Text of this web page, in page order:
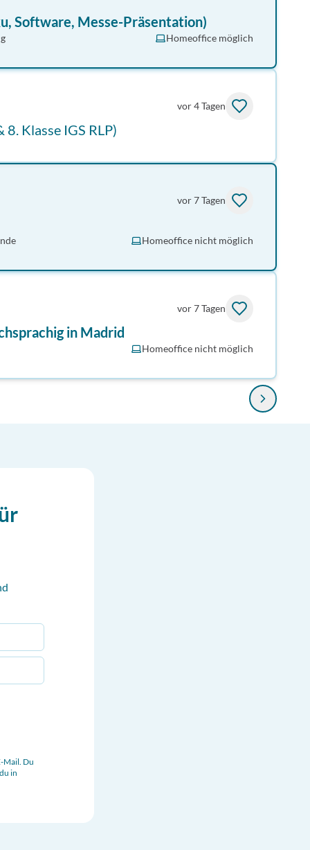
Software, Messe-Präsentation)
Homeoffice möglich
vor 4 Tagen
Klasse IGS RLP)
vor 7 Tagen
Homeoffice nicht möglich
vor 7 Tagen
in Madrid
Homeoffice nicht möglich
Mail. Du
in